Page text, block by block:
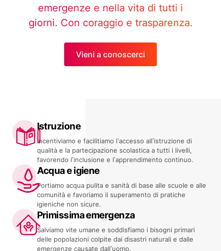
emergenze e nella vita di tutti i
giorni. Con coraggio e trasparenza.
Vieni a conoscerci
Istruzione
Incentiviamo e facilitiamo l’accesso all’istruzione di
qualità e la partecipazione scolastica a tutti i livelli,
favorendo l’inclusione e l’apprendimento continuo.
Acqua e igiene
Portiamo acqua pulita e sanità di base alle scuole e alle
comunità e favoriamo il superamento di pratiche
igieniche non sicure.
Primissima emergenza
Salviamo vite umane e soddisfiamo i bisogni primari
delle popolazioni colpite dai disastri naturali e dalle
emergenze causate dall’uomo.